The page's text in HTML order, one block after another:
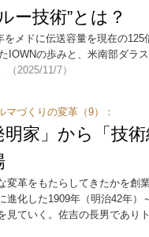
ー技術”とは？
メドに伝送容量を現在の
IOWNの歩みと、米南部ダラ
（2025/11/7）
マづくりの変革（9）：
明家」から「技
変革をもたらしてきたかを創
進化した1909年（明治42年）
見ていく。佐吉の長男であり